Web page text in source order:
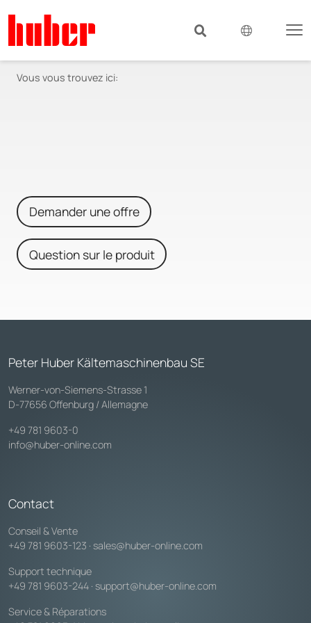
Vous vous trouvez ici:
Demander une offre
Question sur le produit
Peter Huber Kältemaschinenbau SE
Werner-von-Siemens-Strasse 1
D-77656 Offenburg / Allemagne
+49 781 9603-0
info@huber-online.com
Contact
Conseil & Vente
+49 781 9603-123 · sales@huber-online.com
Support technique
+49 781 9603-244 · support@huber-online.com
Service & Réparations